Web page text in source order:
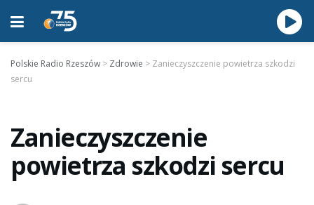
Polskie Radio Rzeszów > Zdrowie > Zanieczyszczenie powietrza szkodzi
sercu
Zanieczyszczenie
powietrza szkodzi sercu